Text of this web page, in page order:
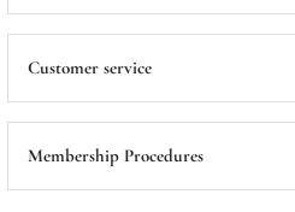
Customer service
Membership Procedures